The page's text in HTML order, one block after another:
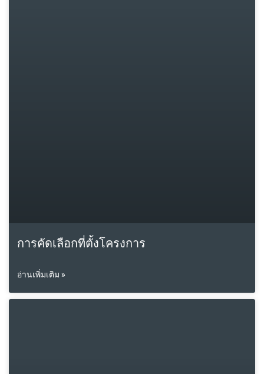
การคัดเลือกที่ตั้งโครงการ
อ่านเพิ่มเติม »